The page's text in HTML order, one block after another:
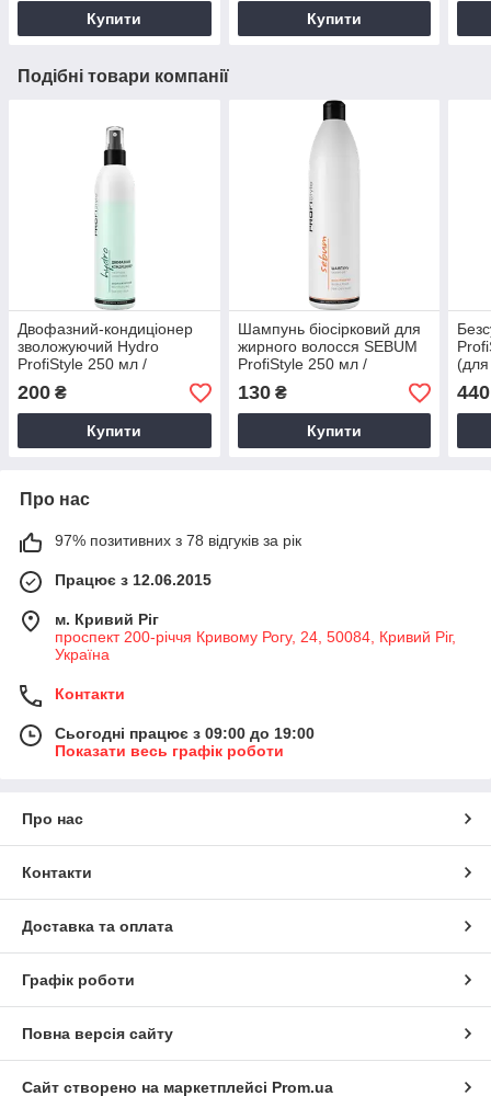
Купити Купити
Подібні товари компанії
Двофазний-кондиціонер
зволожуючий Hydro
ProfiStyle 250 мл /
Профістайл
200 ₴
Купити
Шампунь біосірковий для
жирного волосся SEBUM
ProfiStyle 250 мл /
Профістайл
130₴
Купити
(для
440
Про нас
97% позитивних з 78 відгуків за рік
Працює з 12.06.2015
м. Кривий Ріг
проспект 200-річчя Кривому Рогу, 24, 50084, Кривий Ріг,
Україна
Контакти
Сьогодні працює з 09:00 до 19:00
Показати весь графік роботи
Про нас
Контакти
Доставка та оплата
Графік роботи
Повна версія сайту
Сайт створено на маркетплейсі Prom.ua